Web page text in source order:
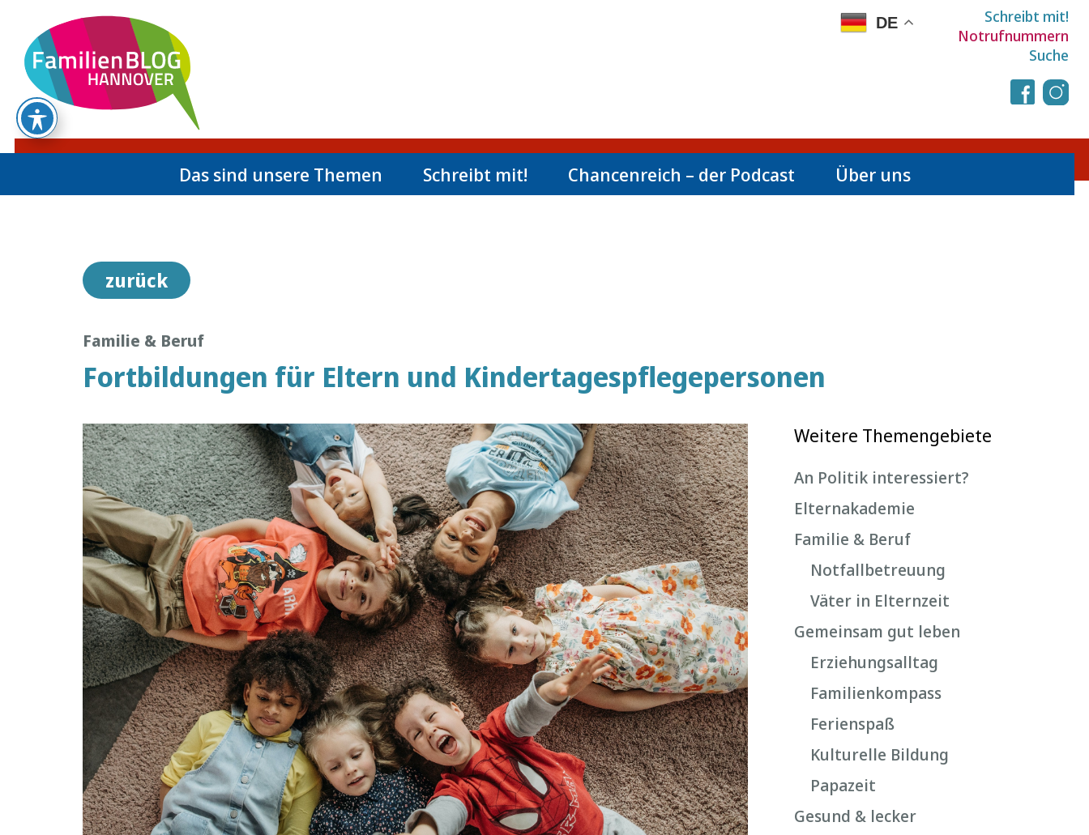
DE
Schreibt mit!
Notrufnummern
Suche
Das sind unsere Themen Schreibt mit! Chancenreich – der Podcast Über uns
zurück
Familie & Beruf
Fortbildungen für Eltern und Kindertagespflegepersonen
Weitere Themengebiete
An Politik interessiert?
Elternakademie
Familie & Beruf
Notfallbetreuung
Väter in Elternzeit
Gemeinsam gut leben
Erziehungsalltag
Familienkompass
Ferienspaß
Kulturelle Bildung
Papazeit
Gesund & lecker